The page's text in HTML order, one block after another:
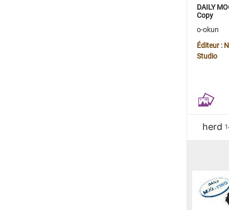
DAILY
Copy
o-okun
Éditeur :
Studio
herd